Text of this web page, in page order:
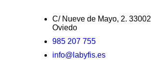
C/ Nueve de Mayo, 2. 33002
Oviedo
985 207 755
info@labyfis.es